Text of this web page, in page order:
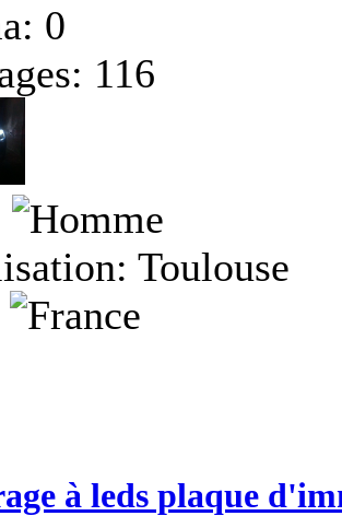
0
116
Toulouse
à leds plaque